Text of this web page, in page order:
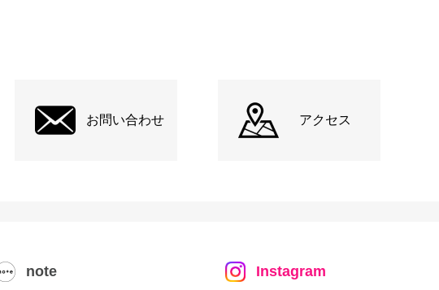
お問い合わせ アクセス
note Instagram